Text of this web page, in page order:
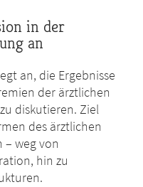
in der
an
an, die Ergebnisse
der ärztlichen
diskutieren. Ziel
des ärztlichen
– weg von
hin zu